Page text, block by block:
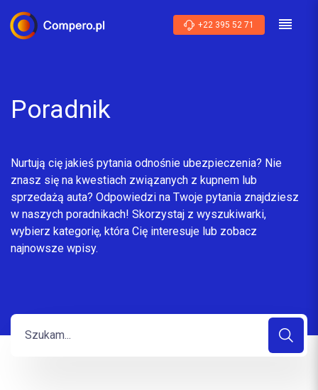
+22 395 52 71
Poradnik
Nurtują cię jakieś pytania odnośnie ubezpieczenia? Nie
znasz się na kwestiach związanych z kupnem lub
sprzedażą auta? Odpowiedzi na Twoje pytania znajdziesz
w naszych poradnikach! Skorzystaj z wyszukiwarki,
wybierz kategorię, która Cię interesuje lub zobacz
najnowsze wpisy.